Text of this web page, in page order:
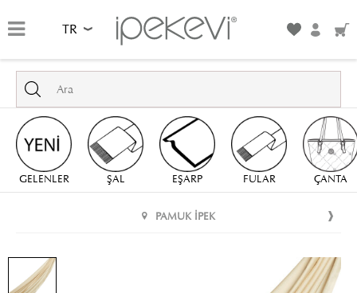
TR
GELENLER ŞAL EŞARP FULAR ÇANTA
PAMUK İPEK